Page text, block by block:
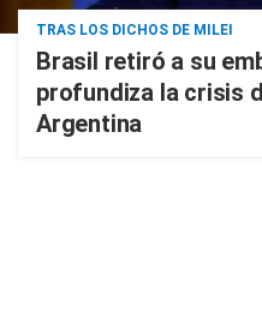
TRAS LOS DICHOS DE MILEI
Brasil retiró a su
profundiza la crisis
Argentina